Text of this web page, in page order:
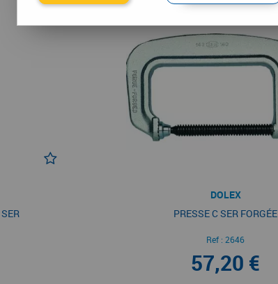
DOLEX
PRESSE C SER FORGÉE
Ref : 2646
57,20 €